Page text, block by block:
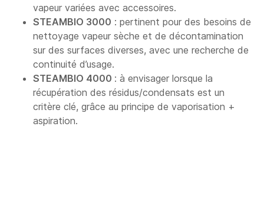
vapeur variées avec accessoires.
STEAMBIO 3000 : pertinent pour des besoins de
nettoyage vapeur sèche et de décontamination
sur des surfaces diverses, avec une recherche de
continuité d’usage.
STEAMBIO 4000 : à envisager lorsque la
récupération des résidus/condensats est un
critère clé, grâce au principe de vaporisation +
aspiration.